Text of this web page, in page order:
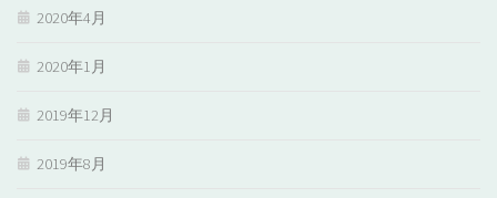
2020年4月
2020年1月
2019年12月
2019年8月